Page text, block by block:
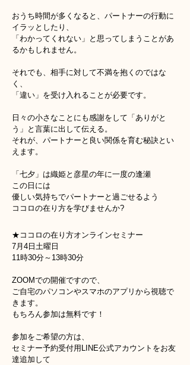
おうち時間が多くなると、パートナーの行動に
イラッとしたり、
「わかってくれない」と思ってしまうことがあ
るかもしれません。
それでも、相手に対して不満を抱くのではな
く、
「違い」を受け入れることが必要です。
日々の小さなことにも感謝をして「ありがと
う」と言葉に出して伝える。
それが、パートナーと良い関係を育む秘訣とい
えます。
「七夕」は織姫と彦星の年に一度の逢瀬
この日には
優しい気持ちでパートナーと過ごせるよう
ココロの在り方を学びませんか?
★ココロの在り方オンラインセミナー
7月4日土曜日
11時30分～13時30分
ZOOMでの開催ですので、
ご自宅のパソコンやスマホのアプリから視聴で
きます。
もちろん参加は無料です！
参加をご希望の方は、
セミナー予約受付用LINE公式アカウントをお友
達追加して